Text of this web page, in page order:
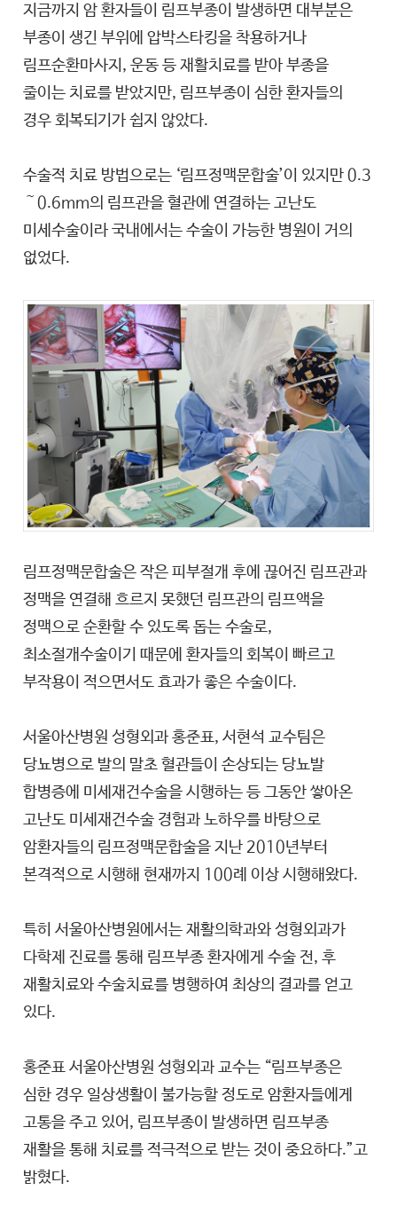
지금까지 암 환자들이 림프부종이 발생하면 대부분은
부종이 생긴 부위에 압박스타킹을 착용하거나
림프순환마사지, 운동 등 재활치료를 받아 부종을
줄이는 치료를 받았지만, 림프부종이 심한 환자들의
경우 회복되기가 쉽지 않았다.
수술적 치료 방법으로는 ‘림프정맥문합술’이 있지만 0.3
～0.6mm의 림프관을 혈관에 연결하는 고난도
미세수술이라 국내에서는 수술이 가능한 병원이 거의
없었다.
림프정맥문합술은 작은 피부절개 후에 끊어진 림프관과
정맥을 연결해 흐르지 못했던 림프관의 림프액을
정맥으로 순환할 수 있도록 돕는 수술로,
최소절개수술이기 때문에 환자들의 회복이 빠르고
부작용이 적으면서도 효과가 좋은 수술이다.
서울아산병원 성형외과 홍준표, 서현석 교수팀은
당뇨병으로 발의 말초 혈관들이 손상되는 당뇨발
합병증에 미세재건수술을 시행하는 등 그동안 쌓아온
고난도 미세재건수술 경험과 노하우를 바탕으로
암환자들의 림프정맥문합술을 지난 2010년부터
본격적으로 시행해 현재까지 100례 이상 시행해왔다.
특히 서울아산병원에서는 재활의학과와 성형외과가
다학제 진료를 통해 림프부종 환자에게 수술 전, 후
재활치료와 수술치료를 병행하여 최상의 결과를 얻고
있다.
홍준표 서울아산병원 성형외과 교수는 “림프부종은
심한 경우 일상생활이 불가능할 정도로 암환자들에게
고통을 주고 있어, 림프부종이 발생하면 림프부종
재활을 통해 치료를 적극적으로 받는 것이 중요하다.”고
밝혔다.